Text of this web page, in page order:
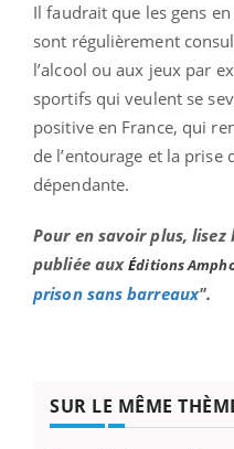
Il faudrait que les gens
sont régulièrement
l’alcool ou aux jeux par
sportifs qui veulent se
positive en France, qui
de l’entourage et la prise
dépendante.
Pour en savoir plus, lisez
publiée auxÉditions
prison sans barreaux".
SUR LE MÊME